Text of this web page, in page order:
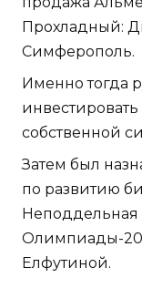
Прохладный:
Симферополь.
Именно тогда
инвестировать
собственной
Затем был
по развитию
Неподдельная
Олимпиады-
Елфутиной.